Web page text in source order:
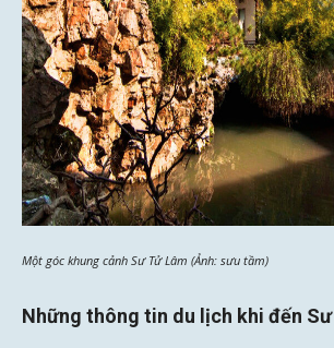
Một góc khung cảnh Sư Tử Lâm (Ảnh: sưu tầm)
Những thông tin du lịch khi đến